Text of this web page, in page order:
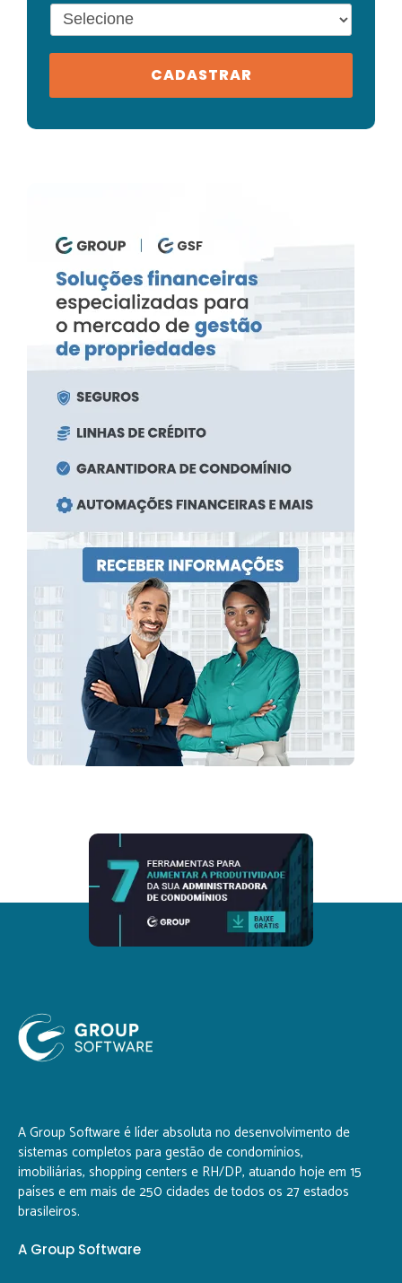
CADASTRAR
A Group Software é líder absoluta no desenvolvimento de
sistemas completos para gestão de condomínios,
imobiliárias, shopping centers e RH/DP, atuando hoje em 15
países e em mais de 250 cidades de todos os 27 estados
brasileiros.
A Group Software